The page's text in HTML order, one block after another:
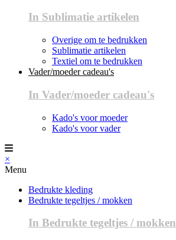
In Sublimatie artikelen
Overige om te bedrukken
Sublimatie artikelen
Textiel om te bedrukken
Vader/moeder cadeau's
In Vader/moeder cadeau's
Kado's voor moeder
Kado's voor vader
×
Menu
Bedrukte kleding
Bedrukte tegeltjes / mokken
In Bedrukte tegeltjes / mokken